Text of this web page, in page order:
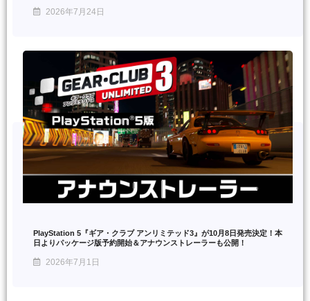
2026年7月24日
PlayStation 5『ギア・クラブ アンリミテッド3』が10月8日発売決定！本
日よりパッケージ版予約開始＆アナウンストレーラーも公開！
2026年7月1日